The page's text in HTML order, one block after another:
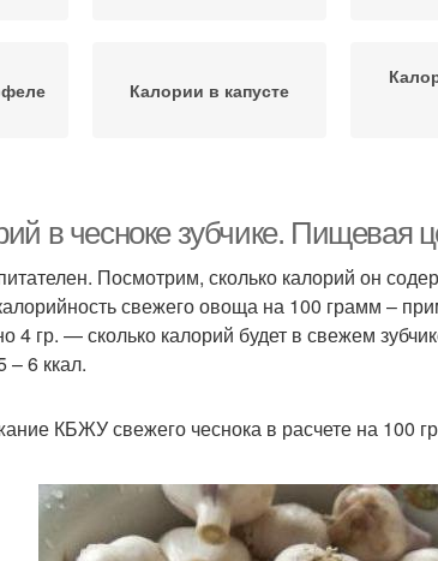
Калории в капусте
в чесноке зубчике. Пищевая
Посмотрим, сколько калорий он
свежего овоща на 100 грамм –
4 гр. — сколько калорий будет в свежем
– 6 ккал.
КБЖУ свежего чеснока в расчете на 100